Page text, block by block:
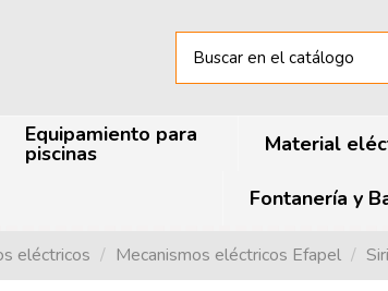
Equipamiento para
piscinas Material
Fontanería y
eléctricos Mecanismos eléctricos Efapel